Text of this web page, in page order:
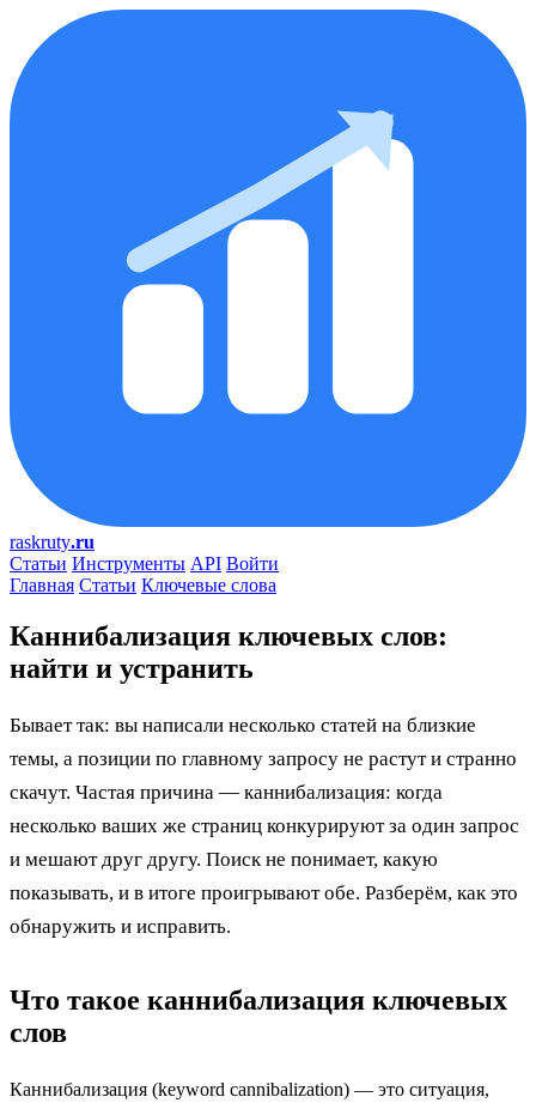
raskruty.ru
Статьи Инструменты API Войти
Главная Статьи Ключевые слова
Каннибализация ключевых слов:
найти и устранить
Бывает так: вы написали несколько статей на близкие
темы, а позиции по главному запросу не растут и странно
скачут. Частая причина — каннибализация: когда
несколько ваших же страниц конкурируют за один запрос
и мешают друг другу. Поиск не понимает, какую
показывать, и в итоге проигрывают обе. Разберём, как это
обнаружить и исправить.
Что такое каннибализация ключевых
слов
Каннибализация (keyword cannibalization) — это ситуация,